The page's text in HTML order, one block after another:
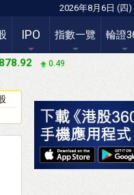
2026年8月6日 (四)
IPO 指數一覽 輪證
0.49